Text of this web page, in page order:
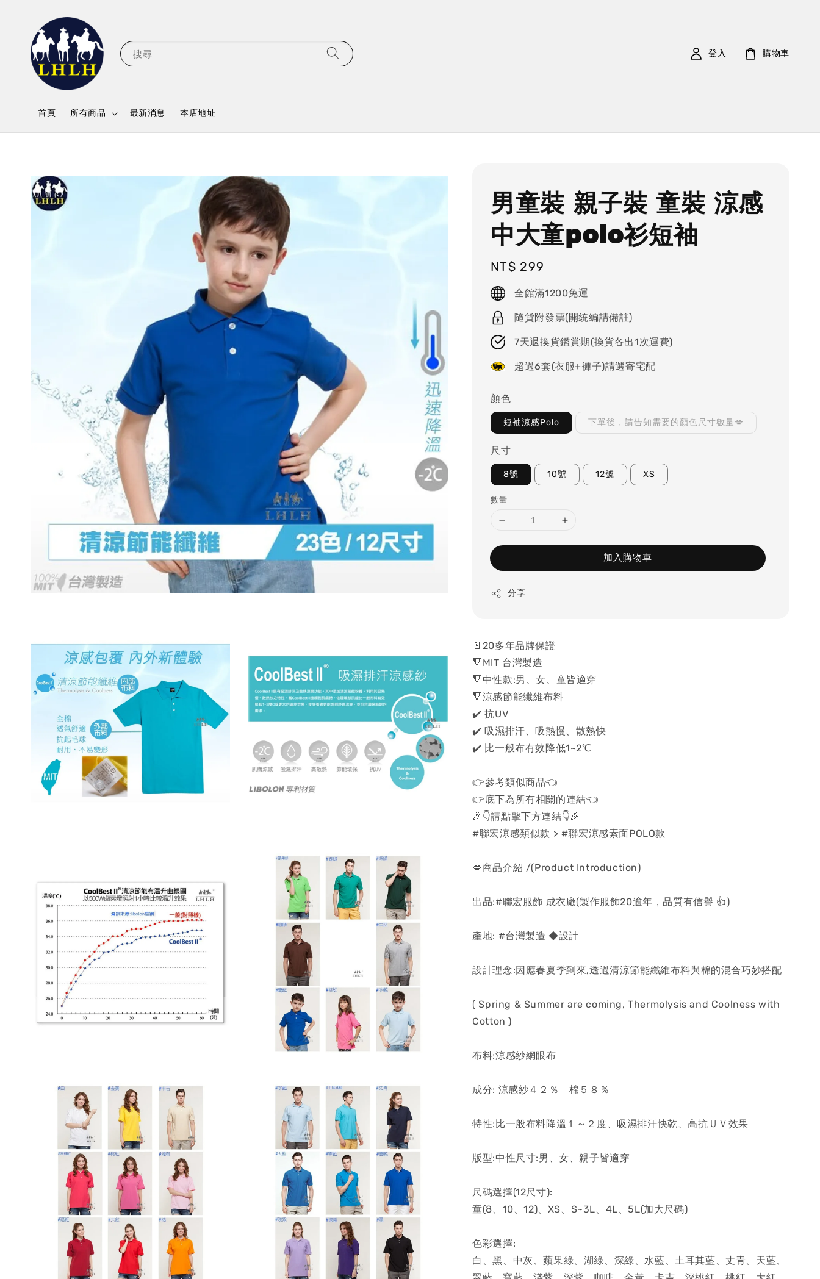
搜尋
首頁 所有商品 最新消息 本店地址
登入 購物車
男童裝 親子裝 童裝 涼感
中大童polo衫短袖
Regular
price
NT$ 299
全館滿1200免運
隨貨附發票(開統編請備註)
7天退換貨鑑賞期(換貨各出1次運費)
超過6套(衣服+褲子)請選寄宅配
顏色
短袖涼感Polo 下單後，請告知需要的顏色尺寸數量💋
尺寸
8號 10號 12號 XS
數量
加入購物車
分享
📄20多年品牌保證
🔻MIT 台灣製造
🔻中性款:男、女、童皆適穿
🔻涼感節能纖維布料
✔️ 抗UV
✔️ 吸濕排汗、吸熱慢、散熱快
✔️ 比一般布有效降低1~2℃
👉參考類似商品👈
👉底下為所有相關的連結👈
🎉👇請點擊下方連結👇🎉
#聯宏涼感類似款 > #聯宏涼感素面POLO款
💋商品介紹 /(Product Introduction)
出品:#聯宏服飾 成衣廠(製作服飾20逾年，品質有信譽 👍)
產地: #台灣製造 ◆設計
設計理念:因應春夏季到來,透過清涼節能纖維布料與棉的混合巧妙搭配
( Spring & Summer are coming, Thermolysis and Coolness with
Cotton )
布料:涼感紗網眼布
成分: 涼感紗４２％ 棉５８％
特性:比一般布料降溫１～２度、吸濕排汗快乾、高抗ＵＶ效果
版型:中性尺寸:男、女、親子皆適穿
尺碼選擇(12尺寸):
童(8、10、12)、XS、S~3L、4L、5L(加大尺碼)
色彩選擇:
白、黑、中灰、蘋果綠、湖綠、深綠、水藍、土耳其藍、丈青、天藍、